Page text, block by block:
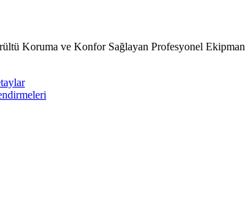
Koruma ve Konfor Sağlayan Profesyonel Ekipman